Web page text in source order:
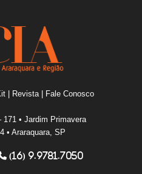
| Revista| Fale Conosco
171 • Jardim Primavera
• Araraquara, SP
(16) 9.9781.7050